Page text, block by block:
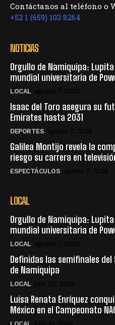
Contáctanos al teléfono o
+52 1 (659) 103 8264
NOTICIAS
Orgullo de Namiquipa:
mundial universitaria de
LOCAL
Isaac del Toro asegura su
Emirates hasta 2031
DEPORTES
Galilea Montijo revela la
riesgo su carrera en
ESPECTÁCULOS
LOCAL
Orgullo de Namiquipa:
mundial universitaria de
LOCAL
Definidas las semifinales
de Namiquipa
LOCAL
Luisa Renata Enríquez
México en el Campeonato